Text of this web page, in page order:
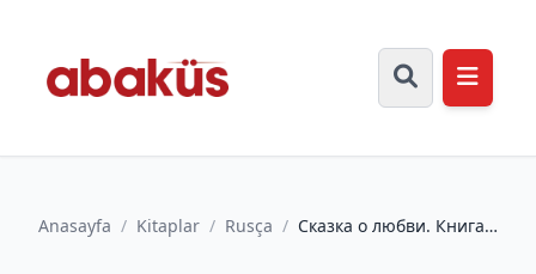
Anasayfa / Kitaplar / Rusça / Сказка о любви. Книга